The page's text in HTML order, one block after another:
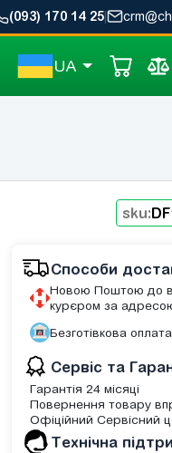
(093) 170 14 25
UA
sku:
Способи
Новою Поштою до
курєром за
Безготівкова оплата
Сервіс та
Гарантія 24 місяці
Повернення товару
Офіційний Сервісний
Tехнічна